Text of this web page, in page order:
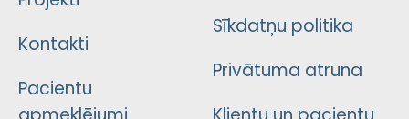
Kontakti
Pacientu
apmeklējumi
Sīkdatņu politika
Privātuma atruna
Klientu un pacientu